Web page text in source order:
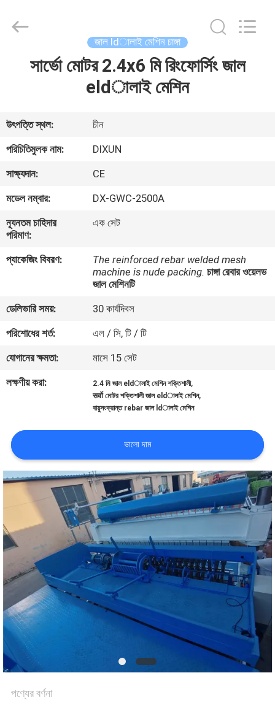
ভিআর
শো
আমাদের
সম্পর্কে
কারখানা
মান
নিয়ন্ত্রণ
যোগাযোগ
উদ্ধৃতির
জন্য
আবেদন
সাইট
ম্যাপ
PRIVACY
POLICY
Mesh
Products
জাল ldালাই মেশিন চাঙ্গা
সার্ভো মোটর 2.4x6 মি রিংফোর্সিং জাল
eldালাই মেশিন
উৎপত্তি স্থল:
চীন
পরিচিতিমুলক নাম:
DIXUN
সাক্ষ্যদান:
CE
মডেল নম্বার:
DX-GWC-2500A
ন্যূনতম চাহিদার
পরিমাণ:
এক সেট
প্যাকেজিং বিবরণ:
The reinforced rebar welded mesh
machine is nude packing. চাঙ্গা রেবার ওয়েলড
জাল মেশিনটি
ডেলিভারি সময়:
30 কার্যদিবস
পরিশোধের শর্ত:
এল / সি, টি / টি
যোগানের ক্ষমতা:
মাসে 15 সেট
লক্ষণীয় করা:
2.4 মি জাল eldালাই মেশিন শক্তিশালী,
सर्वो মোটর শক্তিশালী জাল eldালাই মেশিন,
বায়ুসংক্রান্ত rebar জাল ldালাই মেশিন
ভালো দাম
পণ্যের বর্ণনা